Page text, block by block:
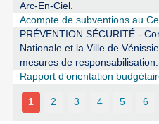
Arc-En-Ciel.
Acompte de subventions au
PRÉVENTION SÉCURITÉ -
Nationale et la Ville de
mesures de responsabilisation.
Rapport d’orientation
1 2 3 4 5 6